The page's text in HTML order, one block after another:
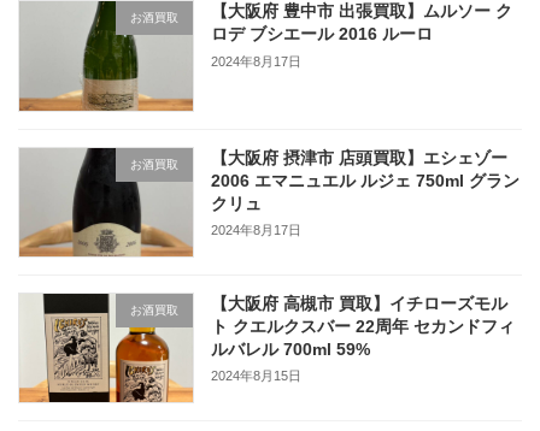
お酒買取
【大阪府 豊中市 出張買取】ムルソー ク
ロデ ブシエール 2016 ルーロ
2024年8月17日
お酒買取
【大阪府 摂津市 店頭買取】エシェゾー
2006 エマニュエル ルジェ 750ml グラン
クリュ
2024年8月17日
お酒買取
【大阪府 高槻市 買取】イチローズモル
ト クエルクスバー 22周年 セカンドフィ
ルバレル 700ml 59%
2024年8月15日